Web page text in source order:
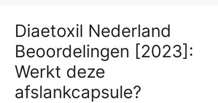
Diaetoxil Nederland
Beoordelingen [2023]:
Werkt deze
afslankcapsule?